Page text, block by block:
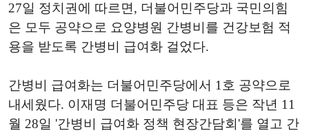
27일 정치권에 따르면, 더불어민주당과 국민의힘
은 모두 공약으로 요양병원 간병비를 건강보험 적
용을 받도록 간병비 급여화 걸었다.
간병비 급여화는 더불어민주당에서 1호 공약으로
내세웠다. 이재명 더불어민주당 대표 등은 작년 11
월 28일 '간병비 급여화 정책 현장간담회'를 열고 간